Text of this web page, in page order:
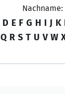
Nachname:
D E F G H I J K
Q R S T U V W